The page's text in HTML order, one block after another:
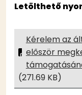
Letölthető
Kérelem az
először
(271.69 KB)